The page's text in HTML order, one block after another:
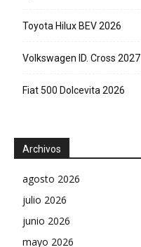
Toyota Hilux BEV 2026
Volkswagen ID. Cross 2027
Fiat 500 Dolcevita 2026
Archivos
agosto 2026
julio 2026
junio 2026
mayo 2026